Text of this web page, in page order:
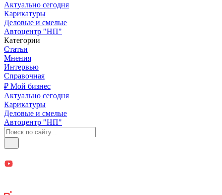
Актуально сегодня
Карикатуры
Деловые и смелые
Автоцентр "НП"
Категории
Статьи
Мнения
Интервью
Справочная
₽ Мой бизнес
Актуально сегодня
Карикатуры
Деловые и смелые
Автоцентр "НП"